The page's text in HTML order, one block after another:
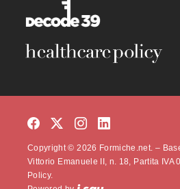
Copyright © 2026 Formiche.net. –
Vittorio Emanuele II, n. 18, Partita IVA
Policy.